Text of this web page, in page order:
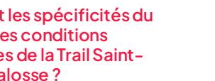
les spécificités du
conditions
de la Trail Saint-
?